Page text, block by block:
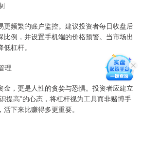
更频繁的账户监控。建议投资者每日收盘后
比例，并设置手机端的价格预警。当市场出
杠杆。
理
金，更是人性的贪婪与恐惧。投资者应建立
提高”的心态，将杠杆视为工具而非赌博手
下来比赚得多更重要。